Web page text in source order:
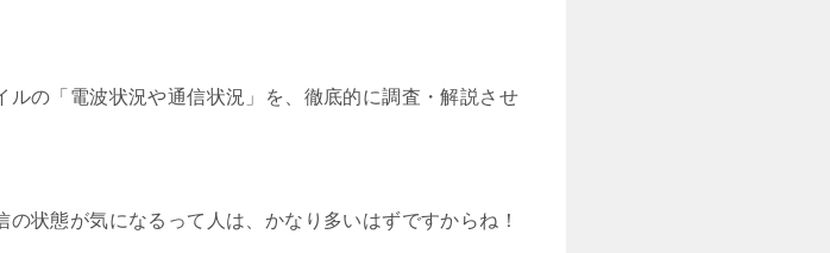
の「電波状況や通信状況」を、徹底的に調査・解説させ
状態が気になるって人は、かなり多いはずですからね！